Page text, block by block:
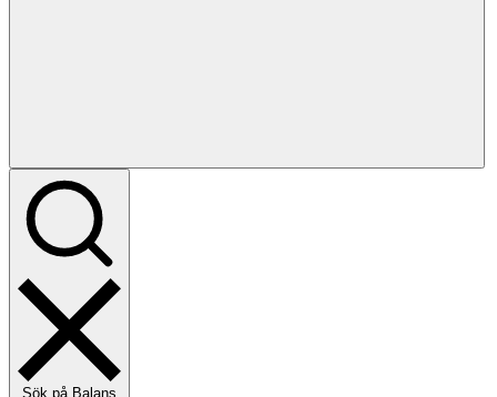
Sök på Balans